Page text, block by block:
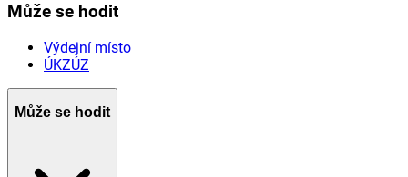
Může se hodit
Výdejní místo
ÚKZÚZ
Může se hodit